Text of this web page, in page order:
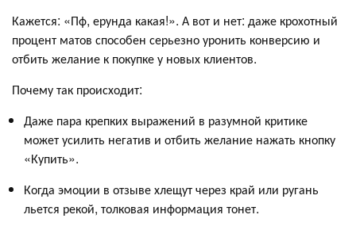
Кажется: «Пф, ерунда какая!». А вот и нет: даже крохотный
процент матов способен серьезно уронить конверсию и
отбить желание к покупке у новых клиентов.
Почему так происходит:
Даже пара крепких выражений в разумной критике
может усилить негатив и отбить желание нажать кнопку
«Купить».
Когда эмоции в отзыве хлещут через край или ругань
льется рекой, толковая информация тонет.